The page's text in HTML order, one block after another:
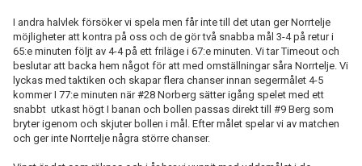
I andra halvlek försöker vi spela men får inte till det utan ger Norrtelje
möjligheter att kontra på oss och de gör två snabba mål 3-4 på retur i
65:e minuten följt av 4-4 på ett friläge i 67:e minuten. Vi tar Timeout och
beslutar att backa hem något för att med omställningar såra Norrtelje. Vi
lyckas med taktiken och skapar flera chanser innan segermålet 4-5
kommer I 77:e minuten när #28 Norberg sätter igång spelet med ett
snabbt utkast högt I banan och bollen passas direkt till #9 Berg som
bryter igenom och skjuter bollen i mål. Efter målet spelar vi av matchen
och ger inte Norrtelje några större chanser.